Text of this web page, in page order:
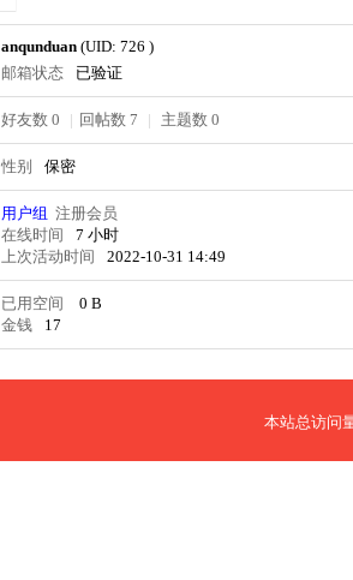
anqunduan (UID: 726 )
邮箱状态
已验证
好友数 0 | 回帖数 7 | 主题数 0
性别 保密
用户组 注册会员
在线时间
7 小时
上次活动时间
2022-10-31 14:49
已用空间
0 B
金钱
17
本站总访问